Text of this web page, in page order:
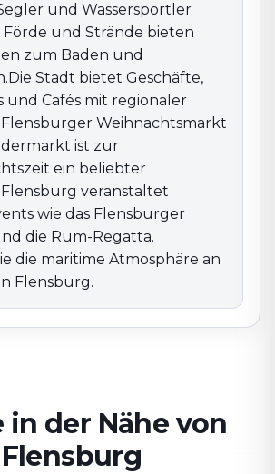
und Wassersportler
Förde und Strände bieten
zum Baden und
Stadt bietet Geschäfte,
und Cafés mit regionaler
Weihnachtsmarkt
ist zur
ein beliebter
veranstaltet
wie das Flensburger
die Rum-Regatta.
die maritime Atmosphäre an
Flensburg.
in der Nähe von
Flensburg